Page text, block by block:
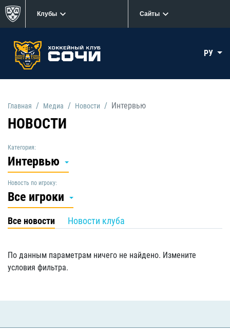
Клубы Сайты
РУ
Главная Медиа Новости Интервью
НОВОСТИ
Категория:
Интервью
Новость по игроку:
Все игроки
Все новости Новости клуба
По данным параметрам ничего не найдено. Измените
условия фильтра.